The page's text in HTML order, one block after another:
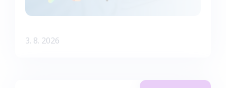
3. 8. 2026